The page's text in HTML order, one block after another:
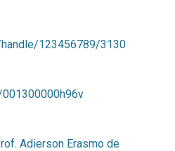
123456789/3130
Adierson Erasmo de